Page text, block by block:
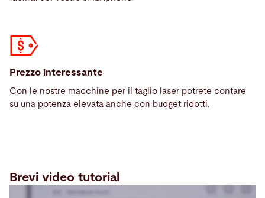
Prezzo interessante
Con le nostre macchine per il taglio laser potrete contare
su una potenza elevata anche con budget ridotti.
Brevi video tutorial